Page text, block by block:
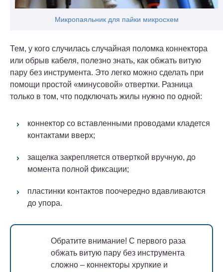
Микропаяльник для пайки микросхем
Тем, у кого случилась случайная поломка коннектора
или обрыв кабеля, полезно знать, как обжать витую
пару без инструмента. Это легко можно сделать при
помощи простой «минусовой» отвертки. Разница
только в том, что подключать жилы нужно по одной:
коннектор со вставленными проводами кладется
контактами вверх;
защелка закрепляется отверткой вручную, до
момента полной фиксации;
пластинки контактов поочередно вдавливаются
до упора.
Обратите внимание! С первого раза
обжать витую пару без инструмента
сложно – коннекторы хрупкие и